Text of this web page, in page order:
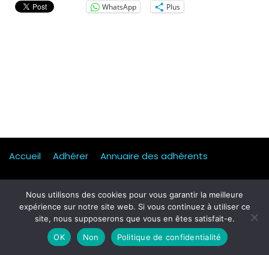
WhatsApp
Plus
Accueil Adhérer Annuaire des adhérents
Actualités Presse Mentions légales Statuts
Mobilité, transport & logistique Contact
Qui sommes-nous ? Formulaire d’inscription Petit dej
Nous utilisons des cookies pour vous garantir la meilleure
expérience sur notre site web. Si vous continuez à utiliser ce
site, nous supposerons que vous en êtes satisfait-e.
OK
Non Politique de confidentialité